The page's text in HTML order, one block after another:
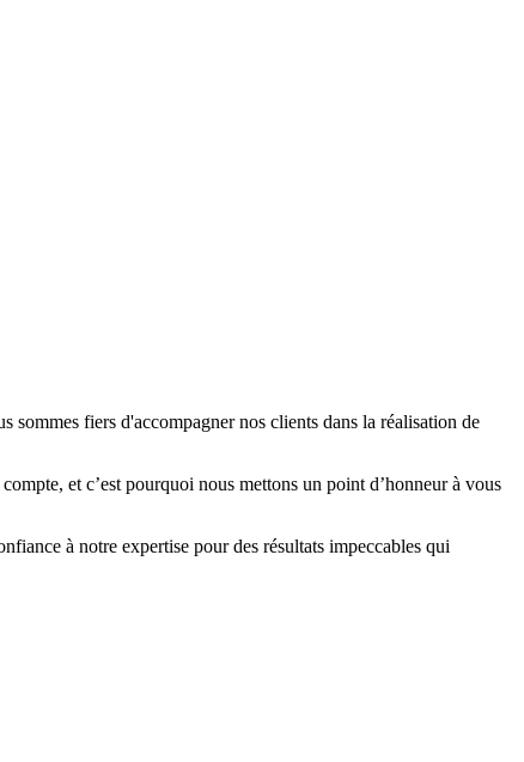
sommes fiers d'accompagner nos clients dans la réalisation de
et c’est pourquoi nous mettons un point d’honneur à vous
à notre expertise pour des résultats impeccables qui